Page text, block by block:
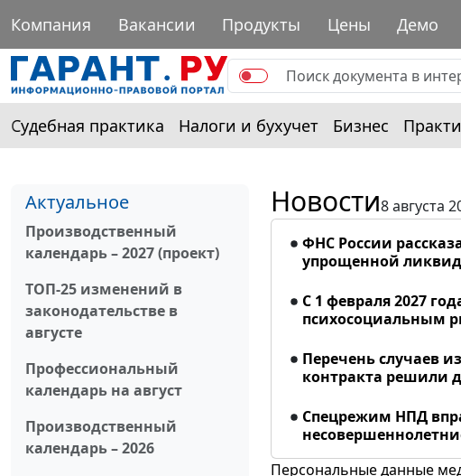
Компания Вакансии Продукты Цены Демо
Судебная практика Налоги и бухучет Бизнес
Актуальное
Производственный
календарь – 2027 (проект)
ТОП-25 изменений в
законодательстве в
августе
Профессиональный
календарь на август
Производственный
календарь – 2026
Новости8 августа
ФНС России
упрощенной
С 1 февраля 2027
психосоциальным
Перечень случаев
контракта решили
Спецрежим НПД
Персональные данные